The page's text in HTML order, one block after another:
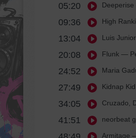
05:20 Deeperise
09:36 High
13:04 Luis Junior
20:08 Flunk —
24:52 Maria
27:49 Kidnap Kid
34:05 Cruzado,
41:51 neorbeat
Armitage